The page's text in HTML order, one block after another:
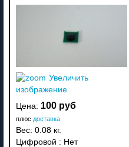
Увеличить
изображение
Цена: 100 руб
плюс доставка
Вес: 0.08 кг.
Цифровой : Нет